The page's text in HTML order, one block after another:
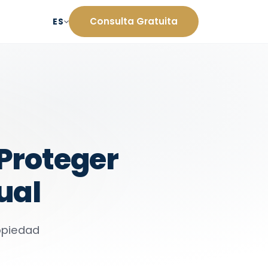
ES Consulta Gratuita